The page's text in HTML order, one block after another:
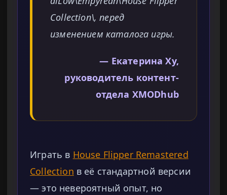
Collection\, перед
изменением каталога игры.
— Екатерина Ху,
руководитель контент-
отдела XMODhub
Играть в House Flipper Remastered
Collection в её стандартной версии
— это невероятный опыт, но